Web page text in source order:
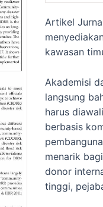
Artikel
kawasan
Akademisi
langsung
harus
berbasis
menarik
donor
tinggi,